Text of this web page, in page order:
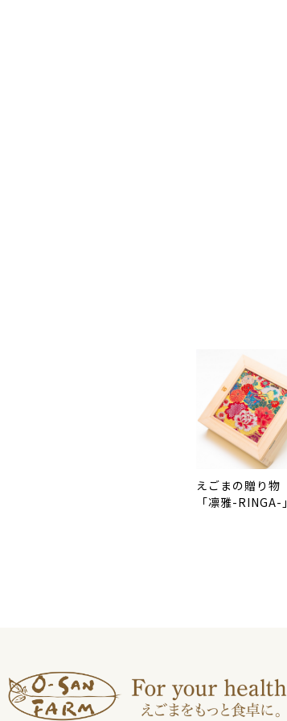
えごまの贈り物
「凛雅-RINGA-」